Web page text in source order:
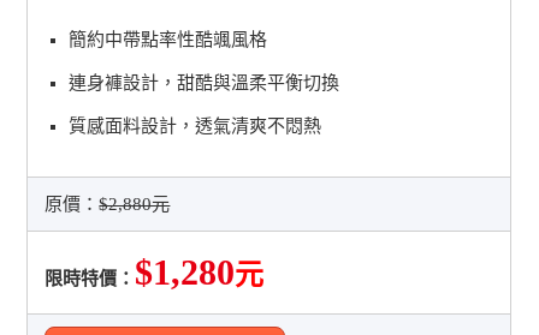
簡約中帶點率性酷颯風格
連身褲設計，甜酷與溫柔平衡切換
質感面料設計，透氣清爽不悶熱
原價：$2,880元
限時特價： $1,280元